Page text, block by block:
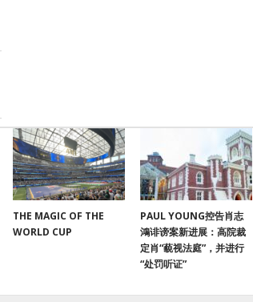
THE MAGIC OF THE
WORLD CUP
PAUL YOUNG控告肖志
鴻诽谤案新进展：高院裁
定肖“藐视法庭”，并进行
“处罚听证”